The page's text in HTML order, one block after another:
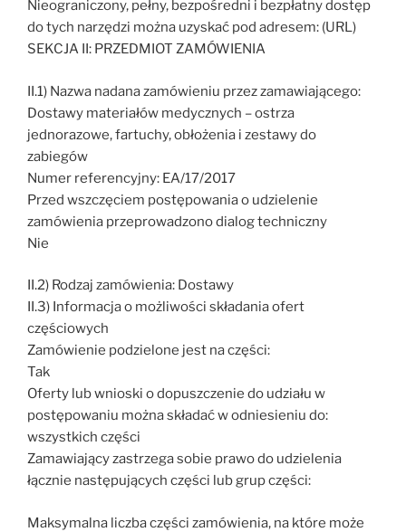
Nieograniczony, pełny, bezpośredni i bezpłatny dostęp
do tych narzędzi można uzyskać pod adresem: (URL)
SEKCJA II: PRZEDMIOT ZAMÓWIENIA
II.1) Nazwa nadana zamówieniu przez zamawiającego:
Dostawy materiałów medycznych – ostrza
jednorazowe, fartuchy, obłożenia i zestawy do
zabiegów
Numer referencyjny: EA/17/2017
Przed wszczęciem postępowania o udzielenie
zamówienia przeprowadzono dialog techniczny
Nie
II.2) Rodzaj zamówienia: Dostawy
II.3) Informacja o możliwości składania ofert
częściowych
Zamówienie podzielone jest na części:
Tak
Oferty lub wnioski o dopuszczenie do udziału w
postępowaniu można składać w odniesieniu do:
wszystkich części
Zamawiający zastrzega sobie prawo do udzielenia
łącznie następujących części lub grup części:
Maksymalna liczba części zamówienia, na które może